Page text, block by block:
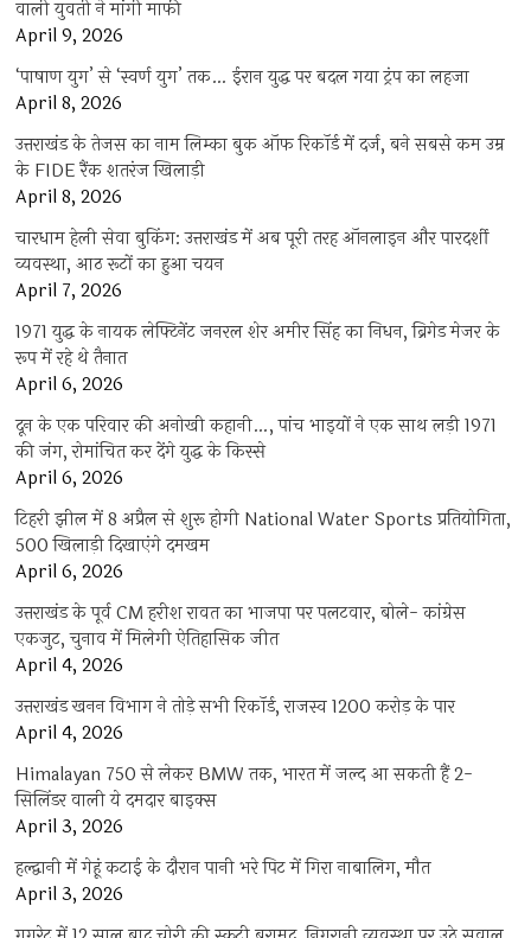
वाली युवती ने मांगी माफी
April 9, 2026
‘पाषाण युग’ से ‘स्वर्ण युग’ तक… ईरान युद्ध पर बदल गया ट्रंप का लहजा
April 8, 2026
उत्तराखंड के तेजस का नाम लिम्का बुक ऑफ रिकॉर्ड में दर्ज, बने सबसे कम उम्र
के FIDE रैंक शतरंज खिलाड़ी
April 8, 2026
चारधाम हेली सेवा बुकिंग: उत्तराखंड में अब पूरी तरह ऑनलाइन और पारदर्शी
व्यवस्था, आठ रूटों का हुआ चयन
April 7, 2026
1971 युद्ध के नायक लेफ्टिनेंट जनरल शेर अमीर सिंह का निधन, ब्रिगेड मेजर के
रूप में रहे थे तैनात
April 6, 2026
दून के एक परिवार की अनोखी कहानी…, पांच भाइयों ने एक साथ लड़ी 1971
की जंग, रोमांचित कर देंगे युद्ध के किस्से
April 6, 2026
टिहरी झील में 8 अप्रैल से शुरू होगी National Water Sports प्रतियोगिता,
500 खिलाड़ी दिखाएंगे दमखम
April 6, 2026
उत्तराखंड के पूर्व CM हरीश रावत का भाजपा पर पलटवार, बोले- कांग्रेस
एकजुट, चुनाव में मिलेगी ऐतिहासिक जीत
April 4, 2026
उत्तराखंड खनन विभाग ने तोड़े सभी रिकॉर्ड, राजस्व 1200 करोड़ के पार
April 4, 2026
Himalayan 750 से लेकर BMW तक, भारत में जल्द आ सकती हैं 2-
सिलिंडर वाली ये दमदार बाइक्स
April 3, 2026
हल्द्वानी में गेहूं कटाई के दौरान पानी भरे पिट में गिरा नाबालिग, मौत
April 3, 2026